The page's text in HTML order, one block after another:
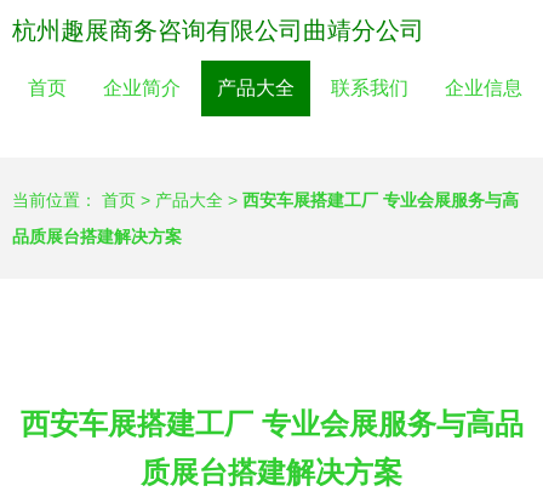
杭州趣展商务咨询有限公司曲靖分公司
首页 企业简介 产品大全 联系我们 企业信息
当前位置： 首页 > 产品大全 > 西安车展搭建工厂 专业会展服务与高
品质展台搭建解决方案
西安车展搭建工厂 专业会展服务与高品
质展台搭建解决方案